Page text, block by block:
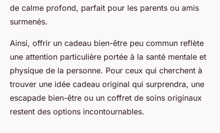
de calme profond, parfait pour les parents ou amis
surmenés.
Ainsi, offrir un cadeau bien-être peu commun reflète
une attention particulière portée à la santé mentale et
physique de la personne. Pour ceux qui cherchent à
trouver une idée cadeau original qui surprendra, une
escapade bien-être ou un coffret de soins originaux
restent des options incontournables.